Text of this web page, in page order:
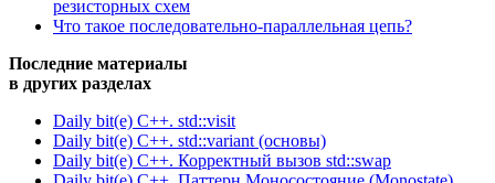
резисторных схем
Что такое последовательно-параллельная цепь?
Последние материалы
в других разделах
Daily bit(e) C++. std::visit
Daily bit(e) C++. std::variant (основы)
Daily bit(e) C++. Корректный вызов std::swap